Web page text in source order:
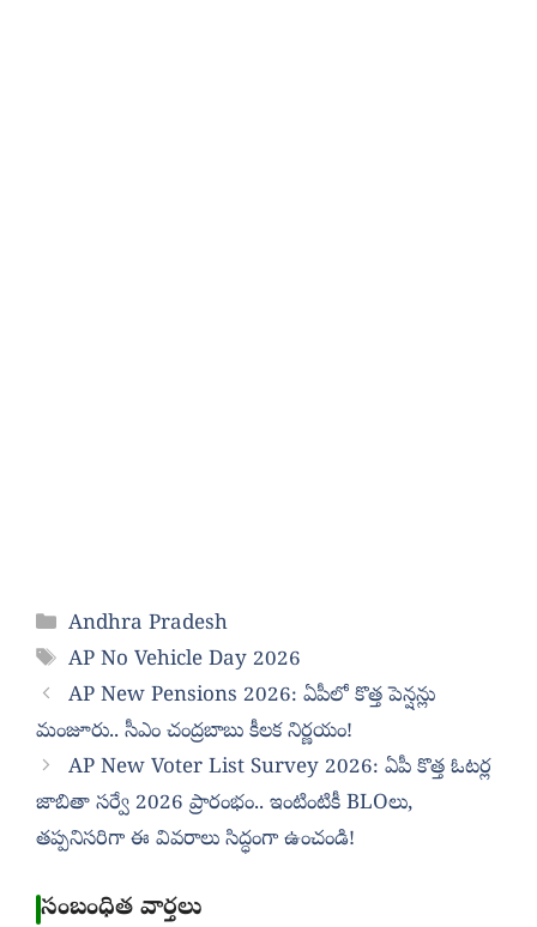
Categories
Andhra Pradesh
Tags
AP No Vehicle Day 2026
AP New Pensions 2026: ఏపీలో కొత్త పెన్షన్లు
మంజూరు.. సీఎం చంద్రబాబు కీలక నిర్ణయం!
AP New Voter List Survey 2026: ఏపీ కొత్త ఓటర్ల
జాబితా సర్వే 2026 ప్రారంభం.. ఇంటింటికీ BLOలు,
తప్పనిసరిగా ఈ వివరాలు సిద్ధంగా ఉంచండి!
సంబంధిత వార్తలు